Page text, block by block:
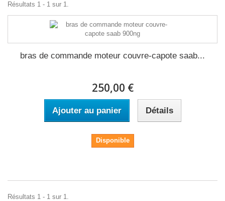
Résultats 1 - 1 sur 1.
bras de commande moteur couvre-capote saab...
250,00 €
Ajouter au panier Détails
Disponible
Résultats 1 - 1 sur 1.